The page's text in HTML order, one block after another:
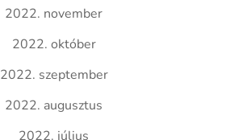
2022. november
2022. október
2022. szeptember
2022. augusztus
2022. július